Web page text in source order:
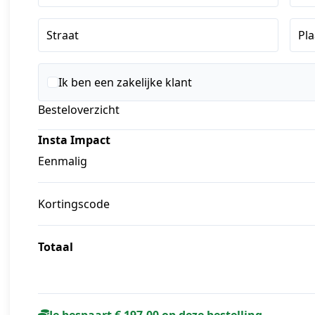
Straat
Ik ben een zakelijke klant
Besteloverzicht
Insta Impact
Eenmalig
Kortingscode
Totaal